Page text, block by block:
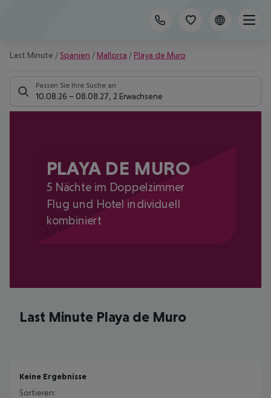
Last Minute / Spanien / Mallorca / Playa de Muro
Passen Sie Ihre Suche an
10.08.26 – 08.08.27 2 Erwachsene
PLAYA DE MURO
5 Nächte im Doppelzimmer
Flug und Hotel individuell
kombiniert
Last Minute Playa de Muro
Keine Ergebnisse
Sortieren: